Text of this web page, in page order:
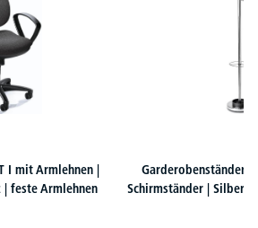
I mit Armlehnen |
| feste Armlehnen
Garderobenständer
Schirmständer | Silber |